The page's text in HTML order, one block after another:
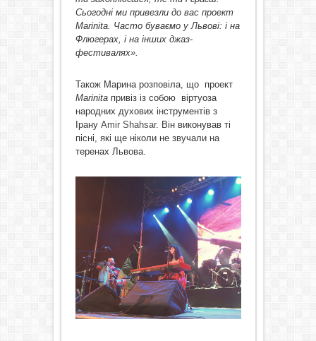
Сьогодні ми привезли до вас проект
Marinita. Часто буваємо у Львові: і на
Флюгерах, і на інших джаз-
фестивалях».
Також Марина розповіла, що проект
Marinita привіз із собою віртуоза
народних духових інструментів з
Ірану Amir Shahsar. Він виконував ті
пісні, які ще ніколи не звучали на
теренах Львова.